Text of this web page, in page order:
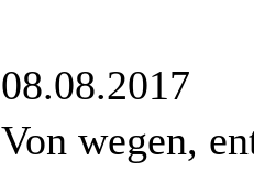
08.08.2017
Von wegen,